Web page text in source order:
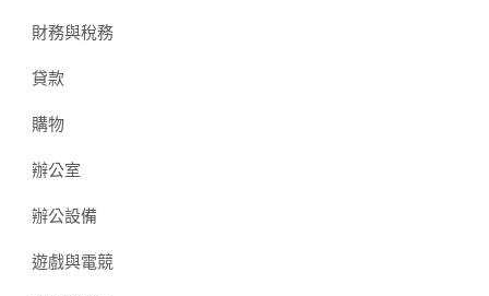
財務與稅務
貸款
購物
辦公室
辦公設備
遊戲與電競